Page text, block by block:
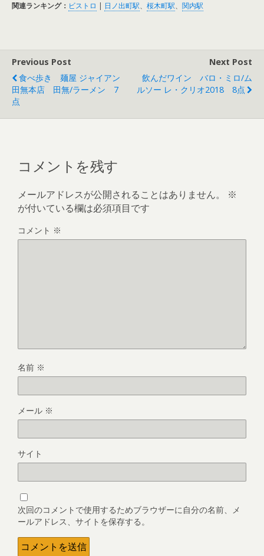
関連ランキング： ビストロ | 日ノ出町駅、 桜木町駅、 関内駅
Previous Post
食べ歩き 麺屋 ジャイアン
田無本店 田無/ラーメン 7
点
Next Post
飲んだワイン バロ・ミロ/ム
ルソー レ・クリオ2018 8点
コメントを残す
メールアドレスが公開されることはありません。
※
が付いている欄は必須項目です
コメント ※
名前 ※
メール ※
サイト
次回のコメントで使用するためブラウザーに自分の名前、メ
ールアドレス、サイトを保存する。